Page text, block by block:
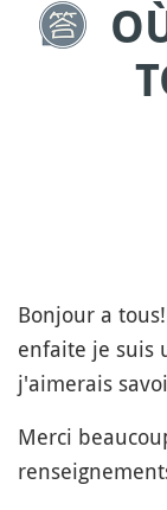
Bonjour a tous!
enfaite je suis
j'aimerais
Merci